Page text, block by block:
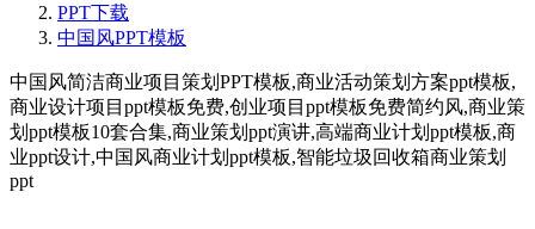
PPT下载
中国风PPT模板
中国风简洁商业项目策划PPT模板,商业活动策划方案ppt模板,
商业设计项目ppt模板免费,创业项目ppt模板免费简约风,商业策
划ppt模板10套合集,商业策划ppt演讲,高端商业计划ppt模板,商
业ppt设计,中国风商业计划ppt模板,智能垃圾回收箱商业策划
ppt